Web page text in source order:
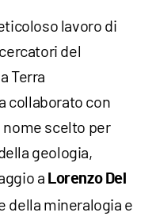
lavoro di
del
Terra
collaborato con
scelto per
geologia,
a Lorenzo Del
della mineralogia e